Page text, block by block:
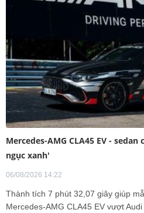
Mercedes-AMG CLA45 EV -
ngục xanh'
06/08/2026 14:22
Thành tích 7 phút 32,07 giây giúp
Mercedes-AMG CLA45 EV vượt